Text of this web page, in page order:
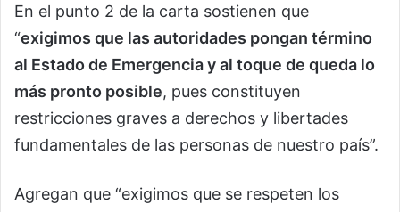
En el punto 2 de la carta sostienen que
“exigimos que las autoridades pongan término
al Estado de Emergencia y al toque de queda lo
más pronto posible, pues constituyen
restricciones graves a derechos y libertades
fundamentales de las personas de nuestro país”.
Agregan que “exigimos que se respeten los